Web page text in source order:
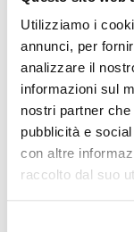
Utilizziamo i
annunci, per
analizzare il
informazioni sul
nostri partner
pubblicità e
con altre
raccolto dal suo
Metodi